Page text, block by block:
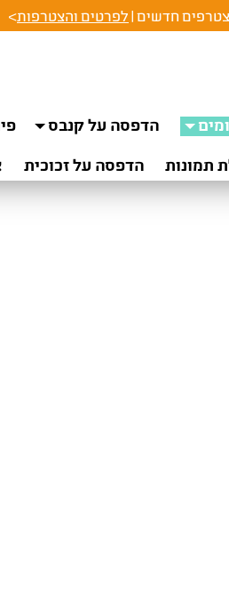
לפרטים והצטרפות>
הדפסה על קנבס
תמונות
הדפסה על זכוכית